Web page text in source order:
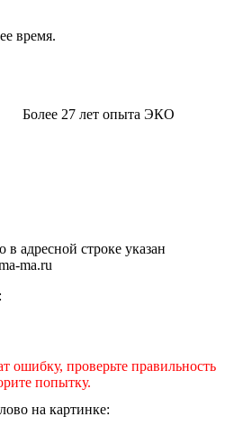
время.
Более 27 лет опыта ЭКО
адресной строке указан
ma.ru
ошибку, проверьте правильность
попытку.
на картинке: